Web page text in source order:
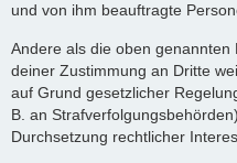
und von ihm beauftragte
Andere als die oben
deiner Zustimmung an Dritte
auf Grund gesetzlicher
B. an
Durchsetzung rechtlicher